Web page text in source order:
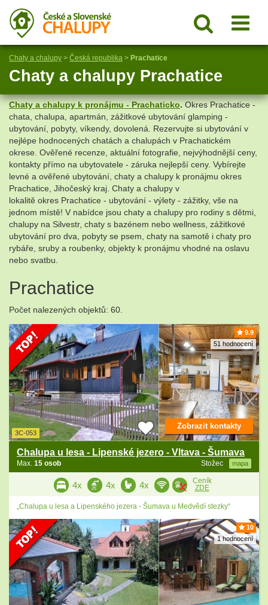
Chaty a chalupy > Česká republika > Prachatice
Chaty a chalupy Prachatice
Chaty a chalupy k pronájmu - Prachaticko. Okres Prachatice -
chata, chalupa, apartmán, zážitkové ubytování glamping -
ubytování, pobyty, víkendy, dovolená. Rezervujte si ubytování v
nejlépe hodnocených chatách a chalupách v Prachatickém
okrese. Ověřené recenze, aktuální fotografie, nejvýhodnější ceny,
kontakty přímo na ubytovatele - záruka nejlepší ceny. Vybírejte
levné a ověřené ubytování, chaty a chalupy k pronájmu okres
Prachatice, Jihočeský kraj. Chaty a chalupy v
lokalitě okres Prachatice - ubytování - výlety - zážitky, vše na
jednom místě! V nabídce jsou chaty a chalupy pro rodiny s dětmi,
chalupy na Silvestr, chaty s bazénem nebo wellness, zážitkové
ubytování pro dva, pobyty se psem, chaty na samotě i chaty pro
rybáře, sruby a roubenky, objekty k pronájmu vhodné na oslavu
nebo svatbu.
Prachatice
Počet nalezených objektů: 60.
9.9
51 hodnocení
3C-053
Chalupa u lesa - Lipenské jezero - Vltava - Šumava
Stožec mapa
Max. 15 osob
Zobrazit kontakty
4x 4x 4x
Ceník
ZDE
„Chalupa u lesa a Lipenského jezera - Šumava u Medvědí stezky“
10
1 hodnocení